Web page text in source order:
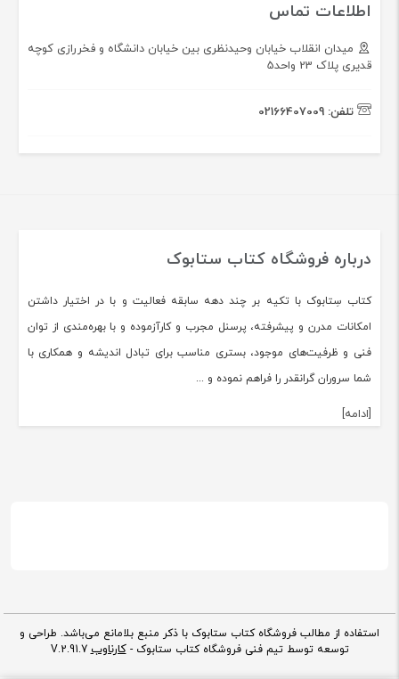
اطلاعات تماس
میدان انقلاب خیابان وحیدنظری بین خیابان دانشگاه و فخررازی کوچه
قدیری پلاک 23 واحد5
تلفن: 02166407009
درباره فروشگاه کتاب ستابوک
کتاب سِتابوک با تکیه بر چند دهه سابقه فعالیت و با در اختیار داشتن
امکانات مدرن و پیشرفته، پرسنل مجرب و کارآزموده و با بهره‌مندی از توان
فنی و ظرفیت‌های موجود، بستری مناسب برای تبادل اندیشه و همکاری با
شما سروران گرانقدر را فراهم نموده و ...
[ادامه]
استفاده از مطالب فروشگاه کتاب ستابوک با ذکر منبع بلامانع می‌باشد. طراحی و
توسعه توسط تیم فنی فروشگاه کتاب ستابوک -کارناوبV.2.91.7